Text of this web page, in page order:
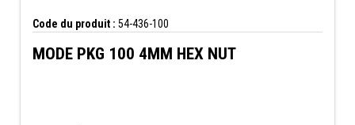
Code du produit : 54-436-100
MODE PKG 100 4MM HEX NUT